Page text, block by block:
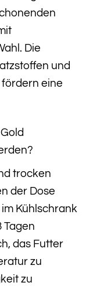
Die
und
eine
trocken
der Dose
Kühlschrank
Tagen
das Futter
zu
zu